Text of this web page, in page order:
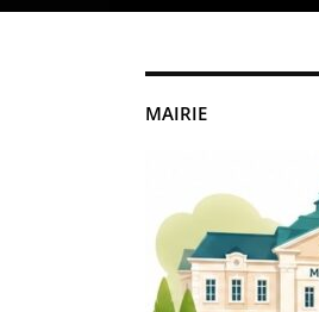
MAIRIE